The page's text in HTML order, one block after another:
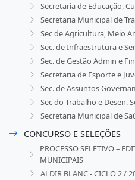
Secretaria de Educação,
Secretaria Municipal de
Sec de Agricultura, Meio
Sec. de Infraestrutura e
Sec. de Gestão Admin e
Secretaria de Esporte e
Sec. de Assuntos
Sec do Trabalho e Desen.
Secretaria Municipal de
CONCURSO E SELEÇÕES
PROCESSO SELETIVO –
MUNICIPAIS
ALDIR BLANC - CICLO 2 /